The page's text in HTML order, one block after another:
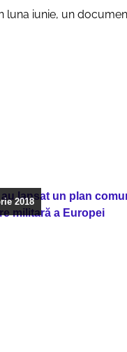
luna iunie, un
au lansat un plan
militară a Europei
2018